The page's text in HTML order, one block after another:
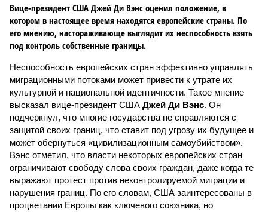
Вице-президент США Джей Ди Вэнс оценил положение, в
котором в настоящее время находятся европейские страны. По
его мнению, настораживающе выглядит их неспособность взять
под контроль собственные границы.
Неспособность европейских стран эффективно управлять
миграционными потоками может привести к утрате их
культурной и национальной идентичности. Такое мнение
высказал вице-президент США Джей Ди Вэнс. Он
подчеркнул, что многие государства не справляются с
защитой своих границ, что ставит под угрозу их будущее и
может обернуться «цивилизационным самоубийством».
Вэнс отметил, что власти некоторых европейских стран
ограничивают свободу слова своих граждан, даже когда те
выражают протест против неконтролируемой миграции и
нарушения границ. По его словам, США заинтересованы в
процветании Европы как ключевого союзника, но